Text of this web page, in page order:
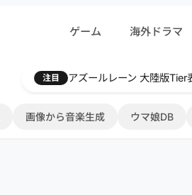
ゲーム 海外ドラマ
注目 Farthest Frontier 序盤攻略
画像から音楽生成 ウマ娘DB